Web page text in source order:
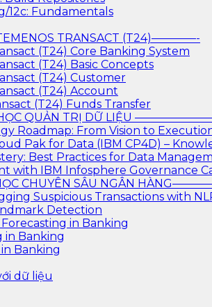
12c: Fundamentals
TRANSACT (T24)————-
(T24) Core Banking System
(T24) Basic Concepts
(T24) Customer
(T24) Account
(T24) Funds Transfer
QUẢN TRỊ DỮ LIỆU
Roadmap: From Vision to
Pak for Data (IBM CP4D) –
Best Practices for Data
with IBM Infosphere Governance
CHUYÊN SÂU NGÂN
Suspicious Transactions with
Detection
in Banking
in Banking
Banking
dữ liệu